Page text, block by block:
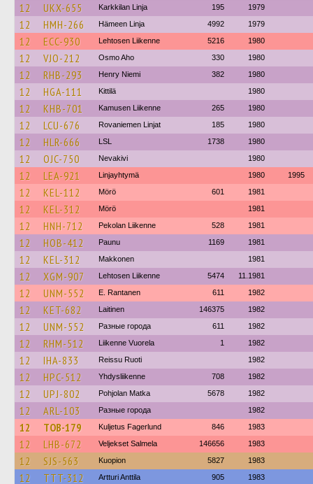
12 UKX-655 Karkkilan Linja 195 1979
12 HMH-266 Hämeen Linja 4992 1979
12 ECC-930 Lehtosen Liikenne 5216 1980
12 VJO-212 Osmo Aho 330 1980
12 RHB-293 Henry Niemi 382 1980
12 HGA-111 Kittilä 1980
12 KHB-701 Kamusen Liikenne 265 1980
12 LCU-676 Rovaniemen Linjat 185 1980
12 HLR-666 LSL 1738 1980
12 OJC-750 Nevakivi 1980
12 LEA-921 Linjayhtymä 1980 1995
12 KEL-112 Mörö 601 1981
12 KEL-312 Mörö 1981
12 HNH-712 Pekolan Liikenne 528 1981
12 HOB-412 Paunu 1169 1981
12 KEL-312 Makkonen 1981
12 XGM-907 Lehtosen Liikenne 5474 11.1981
12 UNM-552 E. Rantanen 611 1982
12 KET-682 Laitinen 146375 1982
12 UNM-552 Разные города 611 1982
12 RHM-512 Liikenne Vuorela 1 1982
12 IHA-833 Reissu Ruoti 1982
12 HPC-512 Yhdysliikenne 708 1982
12 UPJ-802 Pohjolan Matka 5678 1982
12 ARL-103 Разные города 1982
12 TOB-179 Kuljetus Fagerlund 846 1983
12 LHB-672 Veljekset Salmela 146656 1983
12 SJS-563 Kuopion 5827 1983
12 TTT-312 Artturi Anttila 905 1983